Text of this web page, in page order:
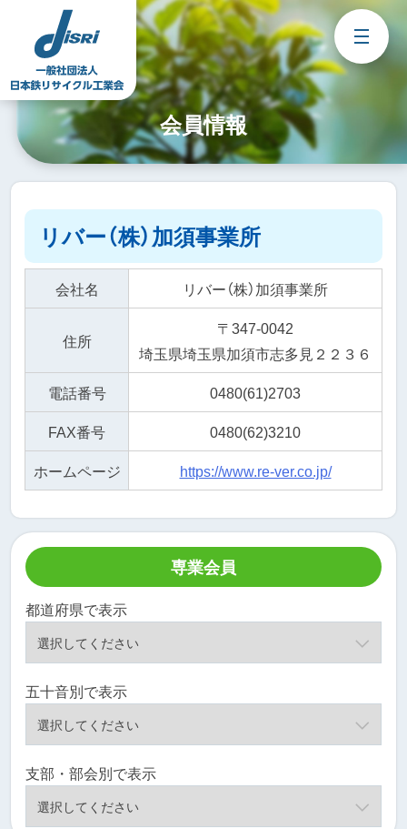
content
会員情報
リバー（株）加須事業所
会社名 リバー（株）加須事業所
住所
〒347-0042
埼玉県埼玉県加須市志多見２２３６
電話番号
0480(61)2703
FAX番号
0480(62)3210
ホームページ
https://www.re-ver.co.jp/
専業会員
都道府県で表示
五十音別で表示
支部・部会別で表示